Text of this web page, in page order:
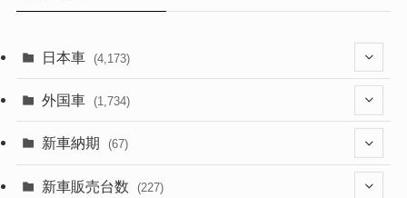
日本車 (4,173)
(1,321)
(329)
外国車 (1,734)
新車納期 (67)
(28)
新車販売台数 (227)